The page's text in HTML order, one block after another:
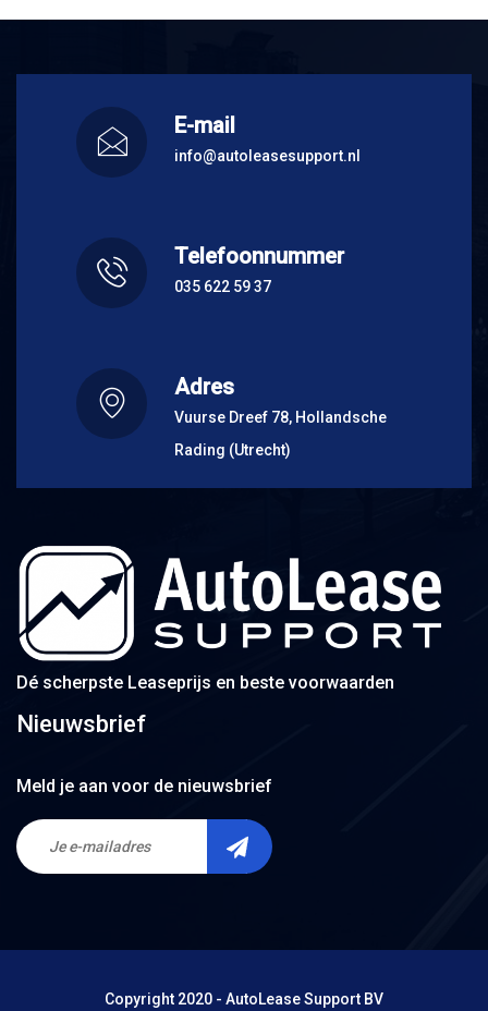
E-mail
info@autoleasesupport.nl
Telefoonnummer
035 622 59 37
Adres
Vuurse Dreef 78, Hollandsche
Rading (Utrecht)
Dé scherpste Leaseprijs en beste voorwaarden
Nieuwsbrief
Meld je aan voor de nieuwsbrief
Copyright 2020 - AutoLease Support BV